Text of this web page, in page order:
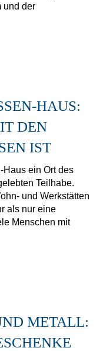
und der
HAUS: E
M
IST
Haus ein Ort des
Teilhabe.
und Werkstätten
als nur eine
Menschen mit
METALL: